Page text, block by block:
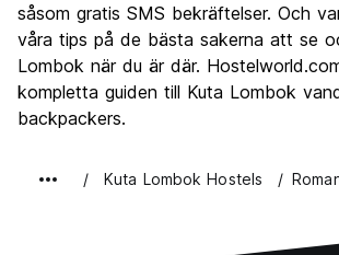
såsom gratis SMS bekräftelser. Och
våra tips på de bästa sakerna att se
Lombok när du är där.
kompletta guiden till Kuta Lombok
backpackers.
Kuta Lombok Hostels